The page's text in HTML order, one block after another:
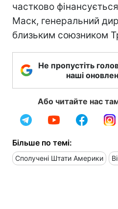
частково
Маск, генеральний
близьким союзником
Не пропустіть
наші
Або читайте нас
Більше по темі:
Сполучені Штати Америки